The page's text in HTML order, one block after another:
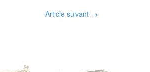
Article suivant →